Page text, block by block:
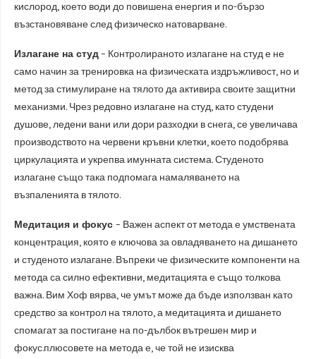
кислород, което води до повишена енергия и по-бързо
възстановяване след физическо натоварване.
Излагане на студ– Контролираното излагане на студ е не
само начин за тренировка на физическата издръжливост, но и
метод за стимулиране на тялото да активира своите защитни
механизми. Чрез редовно излагане на студ, като студени
душове, ледени вани или дори разходки в снега, се увеличава
производството на червени кръвни клетки, което подобрява
циркулацията и укрепва имунната система. Студеното
излагане също така подпомага намаляването на
възпаленията в тялото.
Медитация и фокус – Важен аспект от метода е умствената
концентрация, която е ключова за овладяването на дишането
и студеното излагане. Въпреки че физическите компоненти на
метода са силно ефективни, медитацията е също толкова
важна. Вим Хоф вярва, че умът може да бъде използван като
средство за контрол на тялото, а медитацията и дишането
спомагат за постигане на по-дълбок вътрешен мир и
фокус.плюсовете на метода е, че той не изисква